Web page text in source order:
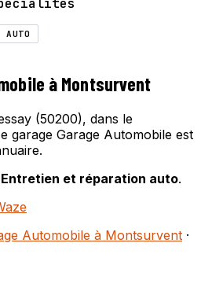
AUTO
à Montsurvent
(50200), dans le
garage Garage Automobile est
Entretien et réparation auto.
Automobile à Montsurvent ·